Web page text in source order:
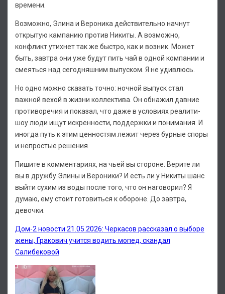
времени.
Возможно, Элина и Вероника действительно начнут
открытую кампанию против Никиты. А возможно,
конфликт утихнет так же быстро, как и возник. Может
быть, завтра они уже будут пить чай в одной компании и
смеяться над сегодняшним выпуском. Я не удивлюсь.
Но одно можно сказать точно: ночной выпуск стал
важной вехой в жизни коллектива. Он обнажил давние
противоречия и показал, что даже в условиях реалити-
шоу люди ищут искренности, поддержки и понимания. И
иногда путь к этим ценностям лежит через бурные споры
и непростые решения.
Пишите в комментариях, на чьей вы стороне. Верите ли
вы в дружбу Элины и Вероники? И есть ли у Никиты шанс
выйти сухим из воды после того, что он наговорил? Я
думаю, ему стоит готовиться к обороне. До завтра,
девочки.
Дом-2 новости 21.05.2026: Черкасов рассказал о выборе
жены, Гракович учится водить мопед, скандал
Салибековой